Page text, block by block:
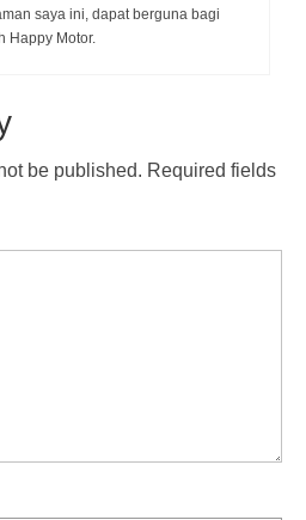
saya ini, dapat berguna bagi
Happy Motor.
be published. Required fields